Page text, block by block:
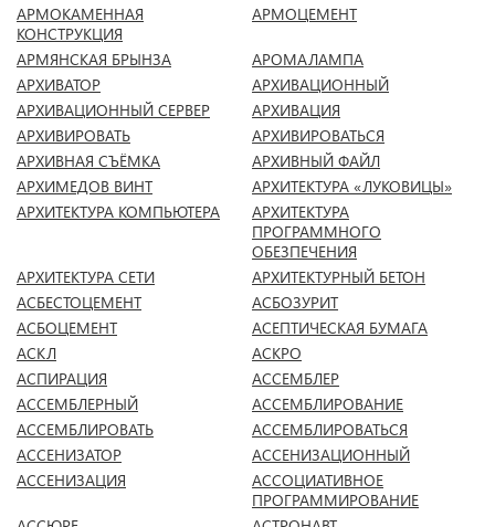
АРМОКАМЕННАЯ
КОНСТРУКЦИЯ
АРМОЦЕМЕНТ
АРМЯНСКАЯ БРЫНЗА
АРОМАЛАМПА
АРХИВАТОР
АРХИВАЦИОННЫЙ
АРХИВАЦИОННЫЙ СЕРВЕР
АРХИВАЦИЯ
АРХИВИРОВАТЬ
АРХИВИРОВАТЬСЯ
АРХИВНАЯ СЪЁМКА
АРХИВНЫЙ ФАЙЛ
АРХИМЕДОВ ВИНТ
АРХИТЕКТУРА «ЛУКОВИЦЫ»
АРХИТЕКТУРА КОМПЬЮТЕРА
АРХИТЕКТУРА
ПРОГРАММНОГО
ОБЕЗПЕЧЕНИЯ
АРХИТЕКТУРА СЕТИ
АРХИТЕКТУРНЫЙ БЕТОН
АСБЕСТОЦЕМЕНТ
АСБОЗУРИТ
АСБОЦЕМЕНТ
АСЕПТИЧЕСКАЯ БУМАГА
АСКЛ
АСКРО
АСПИРАЦИЯ
АССЕМБЛЕР
АССЕМБЛЕРНЫЙ
АССЕМБЛИРОВАНИЕ
АССЕМБЛИРОВАТЬ
АССЕМБЛИРОВАТЬСЯ
АССЕНИЗАТОР
АССЕНИЗАЦИОННЫЙ
АССЕНИЗАЦИЯ
АССОЦИАТИВНОЕ
ПРОГРАММИРОВАНИЕ